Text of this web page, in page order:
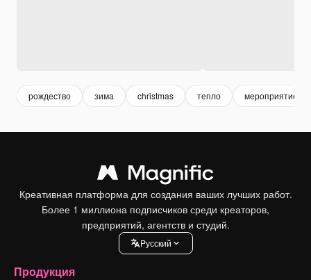
рождество зима christmas тепло мероприятие
Креативная платформа для создания ваших лучших работ.
Более 1 миллиона подписчиков среди креаторов,
предприятий, агентств и студий.
Pусский
Продукция